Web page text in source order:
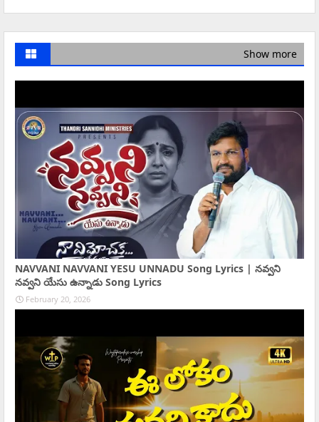
Show more
NAVVANI NAVVANI YESU UNNADU Song Lyrics | నవ్వని
నవ్వని యేసు ఉన్నాడు Song Lyrics
February 20, 2026